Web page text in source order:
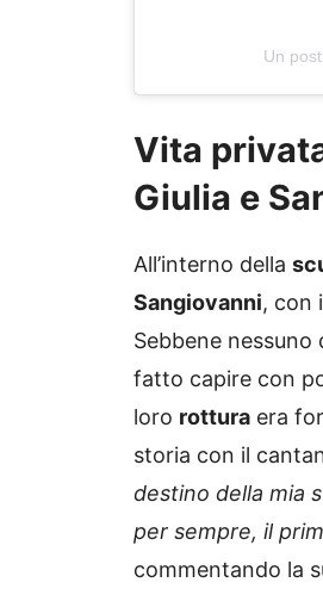
Un
Vita
Giulia e
All’interno della
Sangiovanni, con
Sebbene
fatto capire con
loro rottura era
storia con il
destino della mia
per sempre, il
commentando la